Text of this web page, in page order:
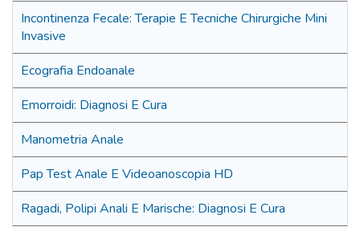
Incontinenza Fecale: Terapie E Tecniche Chirurgiche Mini
Invasive
Ecografia Endoanale
Emorroidi: Diagnosi E Cura
Manometria Anale
Pap Test Anale E Videoanoscopia HD
Ragadi, Polipi Anali E Marische: Diagnosi E Cura